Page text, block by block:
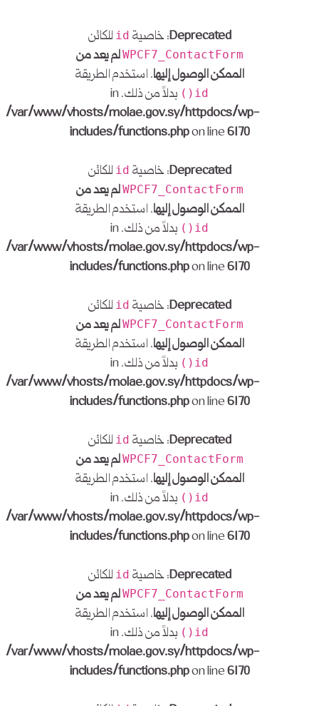
Deprecated: خاصية id للكائن
WPCF7_ContactFormلم يعد من
الممكن الوصول إليها. استخدم الطريقة
id()
بدلاً من ذلك. in
/var/www/vhosts/molae.gov.sy/httpdocs/wp-
includes/functions.phpon line6170
Deprecated: خاصية id للكائن
WPCF7_ContactFormلم يعد من
الممكن الوصول إليها. استخدم الطريقة
id()
بدلاً من ذلك. in
/var/www/vhosts/molae.gov.sy/httpdocs/wp-
includes/functions.phpon line6170
Deprecated: خاصية id للكائن
WPCF7_ContactFormلم يعد من
الممكن الوصول إليها. استخدم الطريقة
id()
بدلاً من ذلك. in
/var/www/vhosts/molae.gov.sy/httpdocs/wp-
includes/functions.phpon line6170
Deprecated: خاصية id للكائن
WPCF7_ContactFormلم يعد من
الممكن الوصول إليها. استخدم الطريقة
id()
بدلاً من ذلك. in
/var/www/vhosts/molae.gov.sy/httpdocs/wp-
includes/functions.phpon line6170
Deprecated: خاصية id للكائن
WPCF7_ContactFormلم يعد من
الممكن الوصول إليها. استخدم الطريقة
id()
بدلاً من ذلك. in
/var/www/vhosts/molae.gov.sy/httpdocs/wp-
includes/functions.phpon line6170